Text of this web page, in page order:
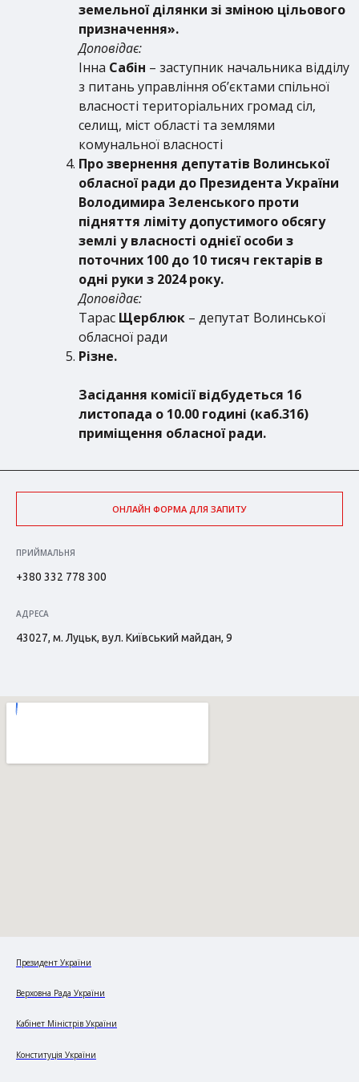
земельної ділянки зі зміною цільового
призначення».
Доповідає:
Інна Сабін – заступник начальника відділу
з питань управління об’єктами спільної
власності територіальних громад сіл,
селищ, міст області та землями
комунальної власності
Про звернення депутатів Волинської
обласної ради до Президента України
Володимира Зеленського проти
підняття ліміту допустимого обсягу
землі у власності однієї особи з
поточних 100 до 10 тисяч гектарів в
одні руки з 2024 року.
Доповідає:
Тарас Щерблюк – депутат Волинської
обласної ради
Різне.
Засідання комісії відбудеться 16
листопада о 10.00 годині (каб.316)
приміщення обласної ради.
ОНЛАЙН ФОРМА ДЛЯ ЗАПИТУ
ПРИЙМАЛЬНЯ
+380 332 778 300
АДРЕСА
43027, м. Луцьк, вул. Київський майдан, 9
Президент України
Верховна Рада України
Кабінет Міністрів України
Конституція України